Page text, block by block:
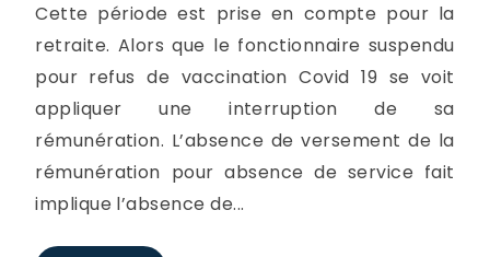
Cette période est prise en compte pour la
retraite. Alors que le fonctionnaire suspendu
pour refus de vaccination Covid 19 se voit
appliquer une interruption de sa
rémunération. L’absence de versement de la
rémunération pour absence de service fait
implique l’absence de...